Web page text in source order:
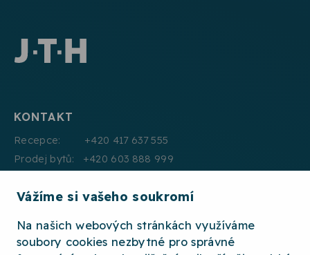
Vážíme si vašeho soukromí
Na našich webových stránkách využíváme
soubory cookies nezbytné pro správné
KONTAKT
Recepce: +420 417 637 555
Prodej bytů: +420 603 888 999
E:mail: info@jth.cz